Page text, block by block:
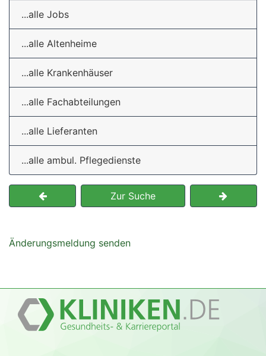
...alle Jobs
...alle Altenheime
...alle Krankenhäuser
...alle Fachabteilungen
...alle Lieferanten
...alle ambul. Pflegedienste
Zur Suche
Änderungsmeldung senden